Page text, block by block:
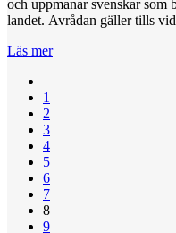
och uppmanar svenskar som
landet. Avrådan gäller tills
Läs mer
1
2
3
4
5
6
7
8
9